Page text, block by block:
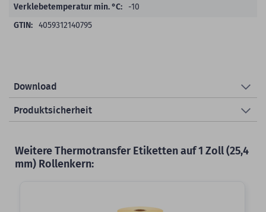
-10
4059312140795
Download
Produktsicherheit
Weitere Thermotransfer Etiketten auf 1 Zoll (25,4
mm) Rollenkern: